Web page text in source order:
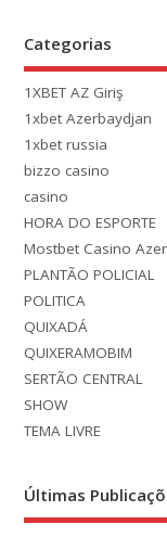
Categorias
1XBET AZ Giriş
1xbet Azerbaydjan
1xbet russia
bizzo casino
casino
HORA DO ESPORTE
Mostbet Casino
PLANTÃO POLICIAL
POLITICA
QUIXADÁ
QUIXERAMOBIM
SERTÃO CENTRAL
SHOW
TEMA LIVRE
Últimas